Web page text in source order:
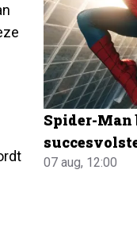
Spider-Man
07 aug, 12:00